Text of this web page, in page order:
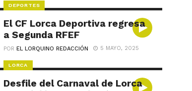
DEPORTES
El CF Lorca Deportiva regresa
a Segunda RFEF
POREL LORQUINO REDACCIÓN 5 MAYO, 2025
LORCA
Desfile del Carnaval de Lorca